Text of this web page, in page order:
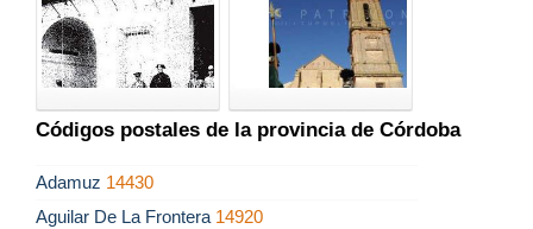
Códigos postales de la provincia de Córdoba
Adamuz 14430
Aguilar De La Frontera 14920